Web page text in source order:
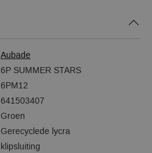
Aubade
6P SUMMER STARS
6PM12
641503407
Groen
Gerecyclede lycra
klipsluiting